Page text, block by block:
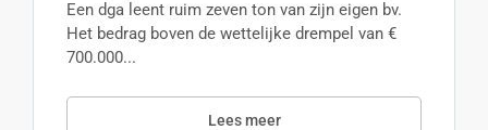
Een dga leent ruim zeven ton van zijn eigen bv.
Het bedrag boven de wettelijke drempel van €
700.000...
Lees meer